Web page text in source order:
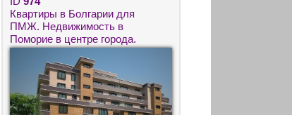
Квартиры в Болгарии для
ПМЖ. Недвижимость в
Поморие в центре города.